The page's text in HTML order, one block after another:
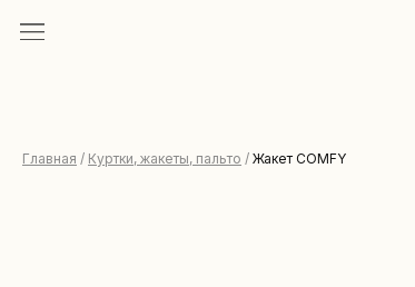
Главная / Куртки, жакеты, пальто / Жакет COMFY